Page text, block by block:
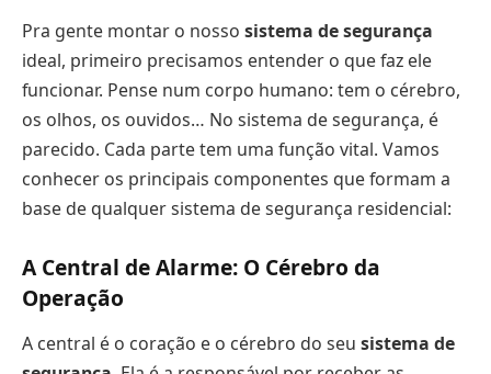
Pra gente montar o nosso sistema de segurança
ideal, primeiro precisamos entender o que faz ele
funcionar. Pense num corpo humano: tem o cérebro,
os olhos, os ouvidos… No sistema de segurança, é
parecido. Cada parte tem uma função vital. Vamos
conhecer os principais componentes que formam a
base de qualquer sistema de segurança residencial:
A Central de Alarme: O Cérebro da
Operação
A central é o coração e o cérebro do seu sistema de